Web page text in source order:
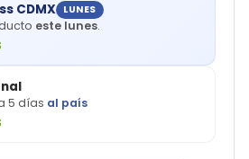
CDMX LUNES
este lunes.
5 días al país